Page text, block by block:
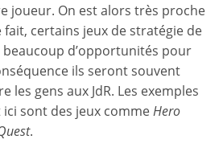
joueur. On est alors très proche
fait, certains jeux de stratégie de
d’opportunités pour
ils seront souvent
gens aux JdR. Les exemples
sont des jeux commeHero
.